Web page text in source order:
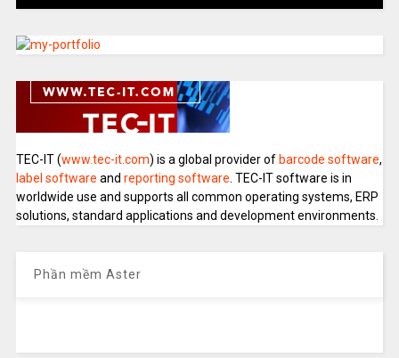
TEC-IT (www.tec-it.com) is a global provider of barcode software,
label software and reporting software. TEC-IT software is in
worldwide use and supports all common operating systems, ERP
solutions, standard applications and development environments.
Phần mềm Aster